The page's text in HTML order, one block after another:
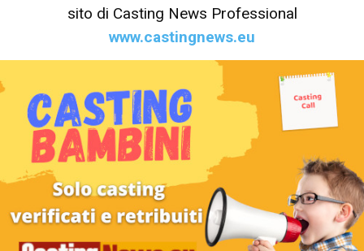
sito di Casting News Professional
www.castingnews.eu